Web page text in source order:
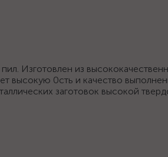
Изготовлен из
высокую 0сть и качество
заготовок высокой